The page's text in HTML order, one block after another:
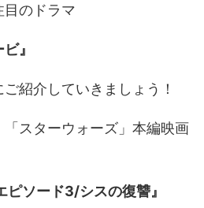
目のドラマ
』
紹介していきましょう！
スターウォーズ」本編映画
ピソード3/シスの復讐』